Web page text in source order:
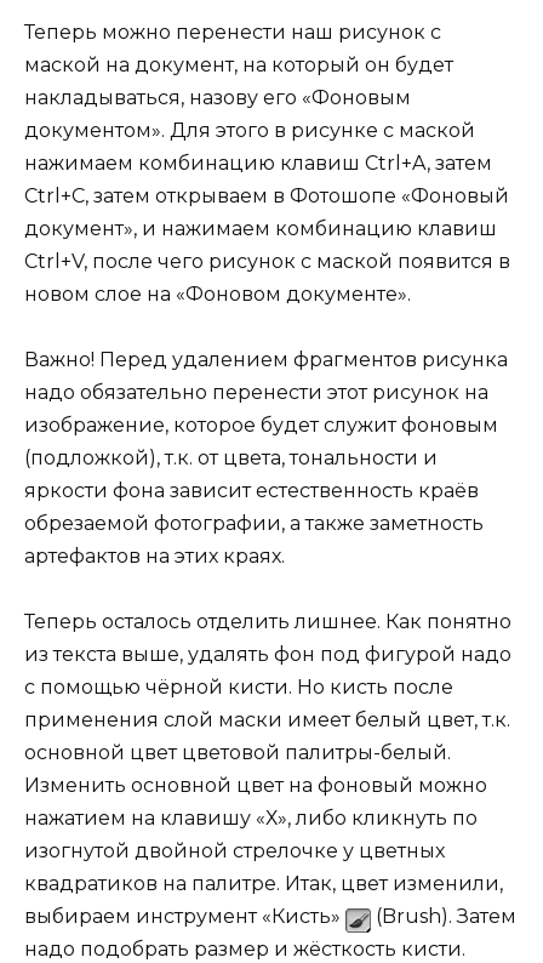
Теперь можно перенести наш рисунок с
маской на документ, на который он будет
накладываться, назову его «Фоновым
документом». Для этого в рисунке с маской
нажимаем комбинацию клавиш Ctrl+A, затем
Ctrl+C, затем открываем в Фотошопе «Фоновый
документ», и нажимаем комбинацию клавиш
Ctrl+V, после чего рисунок с маской появится в
новом слое на «Фоновом документе».
Важно! Перед удалением фрагментов рисунка
надо обязательно перенести этот рисунок на
изображение, которое будет служит фоновым
(подложкой), т.к. от цвета, тональности и
яркости фона зависит естественность краёв
обрезаемой фотографии, а также заметность
артефактов на этих краях.
Теперь осталось отделить лишнее. Как понятно
из текста выше, удалять фон под фигурой надо
с помощью чёрной кисти. Но кисть после
применения слой маски имеет белый цвет, т.к.
основной цвет цветовой палитры-белый.
Изменить основной цвет на фоновый можно
нажатием на клавишу «Х», либо кликнуть по
изогнутой двойной стрелочке у цветных
квадратиков на палитре. Итак, цвет изменили,
выбираем инструмент «Кисть»
(Brush). Затем
надо подобрать размер и жёсткость кисти.